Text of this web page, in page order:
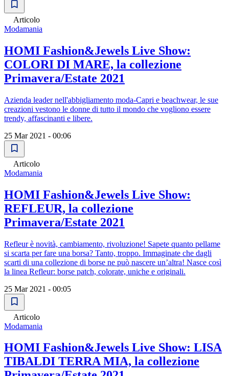
Articolo
Modamania
HOMI Fashion&Jewels Live Show:
COLORI DI MARE, la collezione
Primavera/Estate 2021
Azienda leader nell'abbigliamento moda-Capri e beachwear, le sue
creazioni vestono le donne di tutto il mondo che vogliono essere
trendy, affascinanti e libere.
25 Mar 2021 - 00:06
Articolo
Modamania
HOMI Fashion&Jewels Live Show:
REFLEUR, la collezione
Primavera/Estate 2021
Refleur è novità, cambiamento, rivoluzione! Sapete quanto pellame
si scarta per fare una borsa? Tanto, troppo. Immaginate che dagli
scarti di una collezione di borse ne può nascere un’altra! Nasce così
la linea Refleur: borse patch, colorate, uniche e originali.
25 Mar 2021 - 00:05
Articolo
Modamania
HOMI Fashion&Jewels Live Show: LISA
TIBALDI TERRA MIA, la collezione